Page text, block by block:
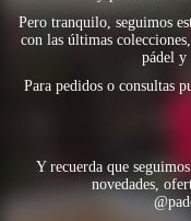
Pero tranquilo, seguimos
con las últimas
pádel y
Para pedidos o consultas
Y recuerda que
novedades,